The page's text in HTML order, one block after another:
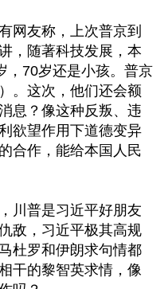
网友称，上次普京到
，随著科技发展，本
，70岁还是小孩。普京
。这次，他们还会额
息？像这种反叛、违
欲望作用下道德变异
合作，能给本国人民
川普是习近平好朋友
敌，习近平极其高规
杜罗和伊朗求句情都
干的黎智英求情，像